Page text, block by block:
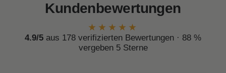
Kundenbewertungen
★★★★★
4.9/5 aus 178 verifizierten Bewertungen · 88 %
vergeben 5 Sterne